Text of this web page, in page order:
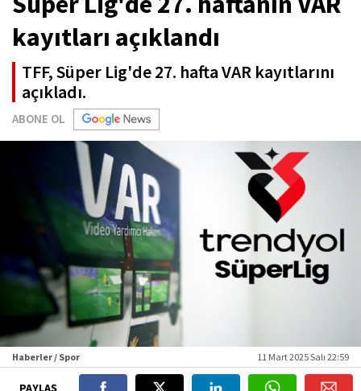
kayıtları açıklandı
TFF, Süper Lig'de 27. hafta VAR kayıtlarını
açıkladı.
ABONE OL
Haberler / Spor 11 Mart 2025 Salı 22:59
PAYLAŞ